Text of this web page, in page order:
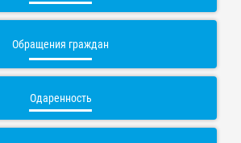
Обращения граждан
Одаренность